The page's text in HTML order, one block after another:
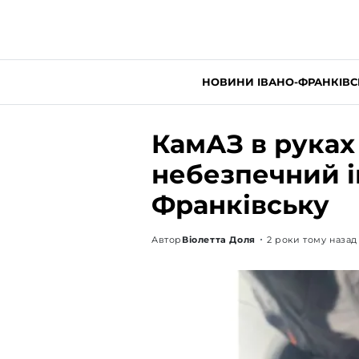
НОВИНИ ІВАНО-
КамАЗ в руках
небезпечний
Франківську
Автор Віолетта Доля 2 роки тому назад